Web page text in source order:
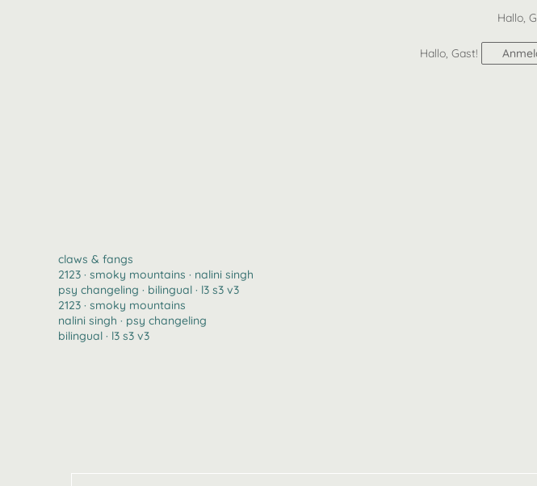
Hallo,
Hallo, Gast!
claws & fangs
2123 · smoky mountains · nalini singh
psy changeling · bilingual · l3 s3 v3
2123 · smoky mountains
nalini singh · psy changeling
bilingual · l3 s3 v3